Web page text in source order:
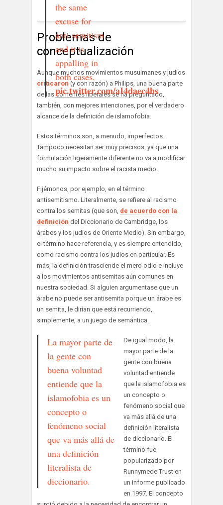
the same
excuse for
anti-semitism
and it is
appalling in
both cases.
pic.twitter.com/aI4daec4hs
Problemas de
conceptualización
Aunque muchos movimientos musulmanes y judíos
criticaron (y con razón) a Philips, una buena parte
de las corrientes liberales se ha preguntado,
también, con mejores intenciones, por el verdadero
alcance de la definición de islamofobia.
Estos términos son, a menudo, imperfectos.
Tampoco necesitan ser muy precisos, ya que una
formulación ligeramente diferente no va a modificar
mucho su impacto sobre el racista medio.
Fijémonos, por ejemplo, en el término
antisemitismo. Literalmente, se refiere al racismo
contra los semitas (que son, de acuerdo con la
definición del Diccionario de Cambridge, los
árabes y los judíos de Oriente Medio). Sin embargo,
el término hace referencia, y es siempre entendido,
como racismo contra los judíos en particular. Es
más, la definición trasciende el mero odio e incluye
a los movimientos antisemitas aún comunes en
nuestra sociedad. Si alguien argumentase que un
árabe no puede ser antisemita porque un árabe es
un semita, le dirían que está recurriendo,
simplemente, a un juego de semántica.
La mayor parte de
la gente con
buena voluntad
entiende que la
islamofobia es un
concepto o
fenómeno social
que va más allá de
una definición
literalista de
diccionario.
De igual modo, la
mayor parte de la
gente con buena
voluntad entiende
que la islamofobia es
un concepto o
fenómeno social que
va más allá de una
definición literalista
de diccionario. El
término fue
popularizado por
Runnymede Trust en
un informe publicado
en 1997. El concepto